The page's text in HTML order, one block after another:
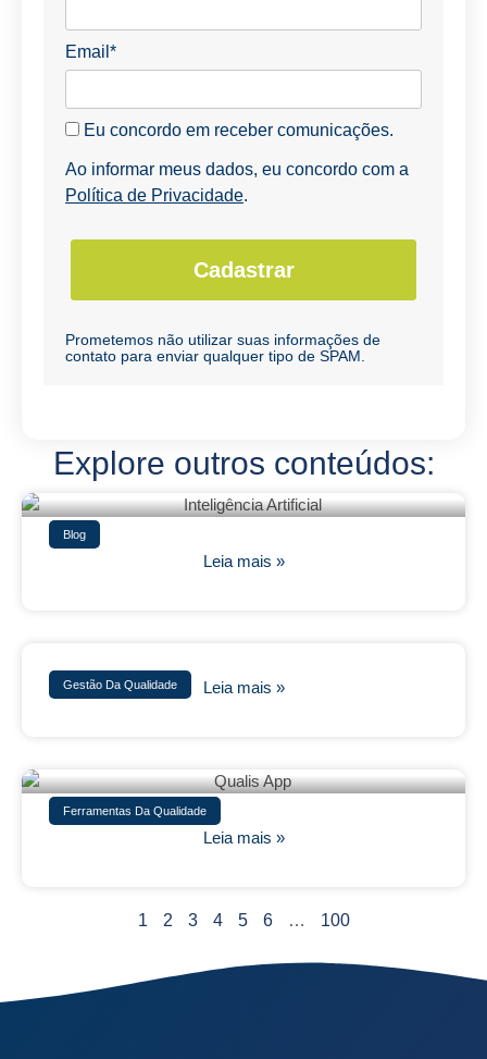
Email*
Eu concordo em receber comunicações.
Ao informar meus dados, eu concordo com a
Política de Privacidade.
Cadastrar
Prometemos não utilizar suas informações de
contato para enviar qualquer tipo de SPAM.
Explore outros conteúdos:
Blog
Leia mais »
Gestão Da Qualidade Leia mais »
Ferramentas Da Qualidade
Leia mais »
1 2 3 4 5 6 … 100